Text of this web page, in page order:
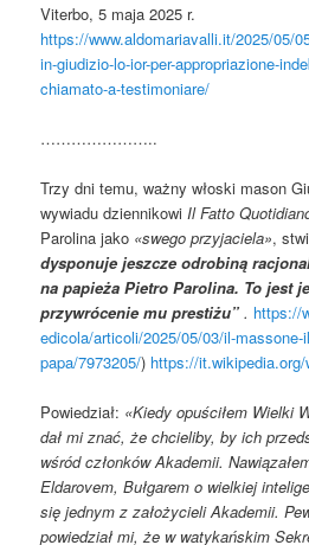
Viterbo, 5 maja 2025 r.
https://www.aldomariavalli.it/2025/05/
in-giudizio-lo-ior-per-appropriazione-
chiamato-a-testimoniare/
…………………..
Trzy dni temu, ważny włoski mason
wywiadu dziennikowiIl Fatto
Parolina jako «swego przyjaciela»,
dysponuje jeszcze odrobiną
na papieża Pietro Parolina. To jest
przywrócenie mu prestiżu” . https://
edicola/articoli/2025/05/03/il-
papa/7973205/) https://
Powiedział: «Kiedy opuściłem Wielki
dał mi znać, że chcieliby, by ich
wśród członków Akademii.
Eldarovem, Bułgarem o wielkiej
się jednym z założycieli Akademii.
powiedział mi, że w watykańskim